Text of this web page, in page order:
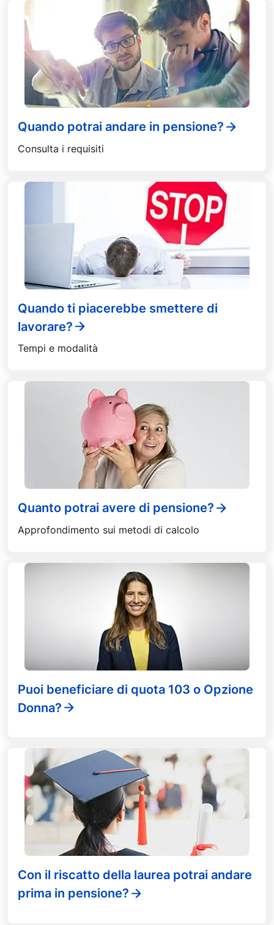
Quando potrai andare in pensione?
Consulta i requisiti
Quando ti piacerebbe smettere di
lavorare?
Tempi e modalità
Quanto potrai avere di pensione?
Approfondimento sui metodi di calcolo
Puoi beneficiare di quota 103 o Opzione
Donna?
Con il riscatto della laurea potrai andare
prima in pensione?